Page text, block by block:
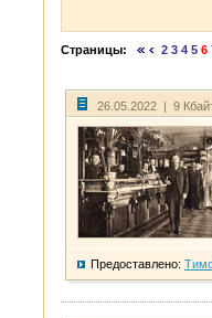
Страницы: 2 3 4 5 6
26.05.2022 | 9
Предоставлено: